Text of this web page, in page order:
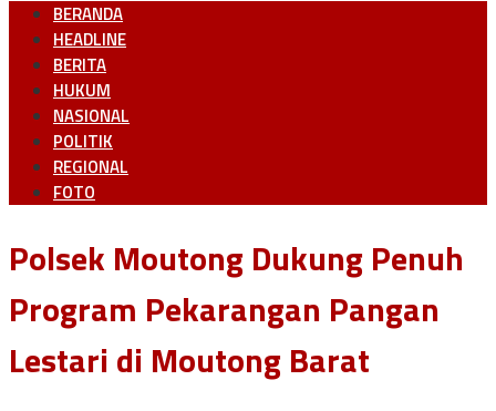
BERANDA
HEADLINE
BERITA
HUKUM
NASIONAL
POLITIK
REGIONAL
FOTO
Polsek Moutong Dukung Penuh
Program Pekarangan Pangan
Lestari di Moutong Barat